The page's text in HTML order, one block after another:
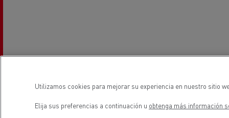
Utilizamos cookies para mejorar su experiencia en nuestro sitio
Elija sus preferencias a continuación u obtenga más información